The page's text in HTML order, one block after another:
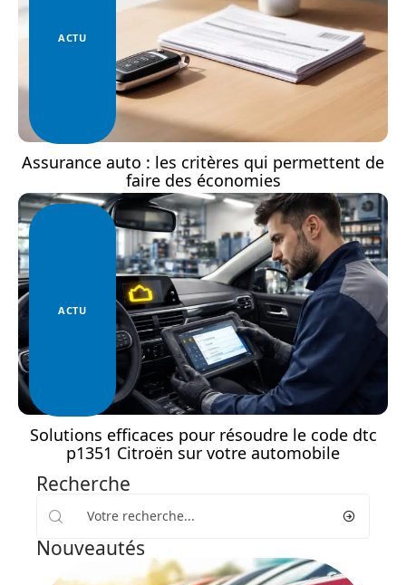
ACTU
Assurance auto : les critères qui permettent de
faire des économies
ACTU
Solutions efficaces pour résoudre le code dtc
p1351 Citroën sur votre automobile
Recherche
Nouveautés